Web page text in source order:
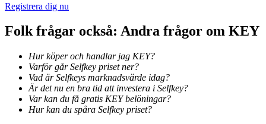
Information
Registrera dig nu
Folk frågar också: Andra frågor om KEY
Hur köper och handlar jag KEY?
Varför går Selfkey priset ner?
Vad är Selfkeys marknadsvärde idag?
Är det nu en bra tid att investera i Selfkey?
Var kan du få gratis KEY belöningar?
Hur kan du spåra Selfkey priset?